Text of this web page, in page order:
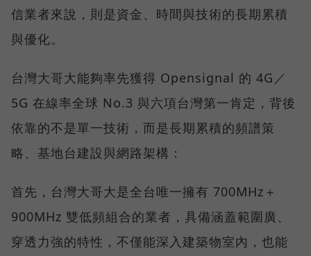
信業者來說，則是資金、時間與技術的長期累積
與優化。
台灣大哥大能夠率先獲得 Opensignal 的 4G／
5G 在線率全球 No.3 與六項台灣第一肯定，背後
依靠的不是單一技術，而是長期累積的頻譜策
略、基地台建設與網路架構：
首先，台灣大哥大是全台唯一擁有 700MHz＋
900MHz 雙低頻組合的業者，具備涵蓋範圍廣、
穿透力強的特性，不僅能深入建築物室內，也能